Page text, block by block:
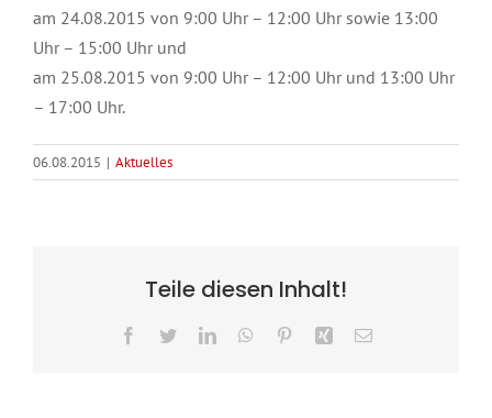
am 24.08.2015 von 9:00 Uhr – 12:00 Uhr sowie 13:00
Uhr – 15:00 Uhr und
am 25.08.2015 von 9:00 Uhr – 12:00 Uhr und 13:00 Uhr
– 17:00 Uhr.
06.08.2015 | Aktuelles
Teile diesen Inhalt!
Facebook
TwitterLinkedInWhatsApp
PinterestXing E-